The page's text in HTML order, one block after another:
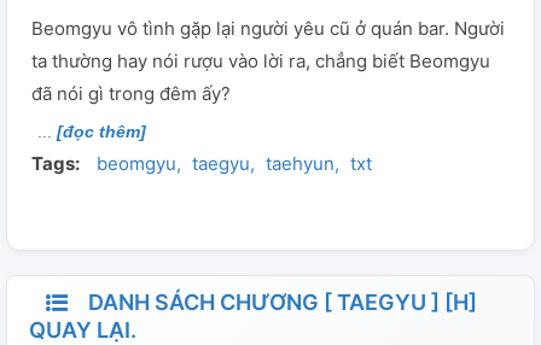
Beomgyu vô tình gặp lại người yêu cũ ở quán bar. Người
ta thường hay nói rượu vào lời ra, chẳng biết Beomgyu
đã nói gì trong đêm ấy?
[đọc thêm]
Tags: beomgyu taegyu taehyun txt
DANH SÁCH CHƯƠNG [ TAEGYU ] [H]
QUAY LẠI.